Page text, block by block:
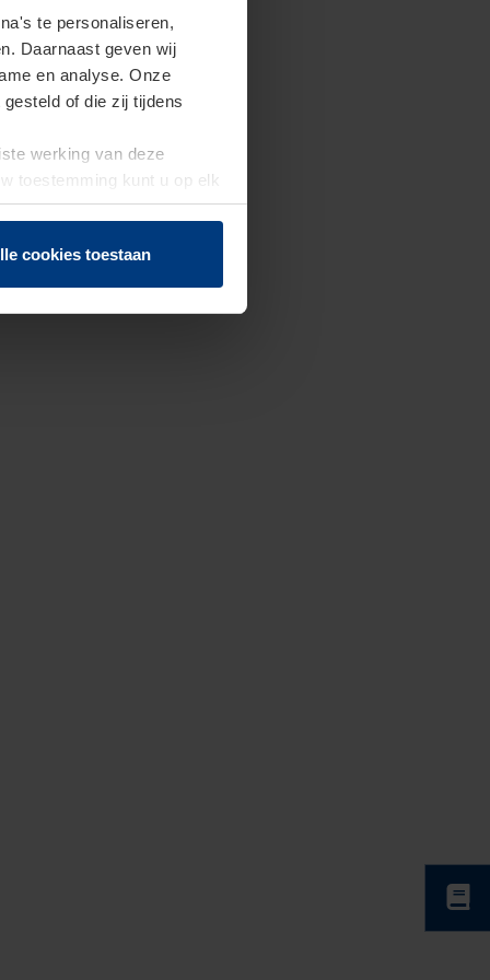
te personaliseren,
Daarnaast geven wij
en analyse. Onze
of die zij tijdens
werking van deze
toestemming kunt u op elk
herroepen.
cookies toestaan